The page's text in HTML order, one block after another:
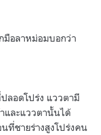
มือลาหม่อมบอกว่า
ลอดโปร่ง แววตามี
และแววตานั้นได้
ที่ชายร่างสูงโปร่งคน